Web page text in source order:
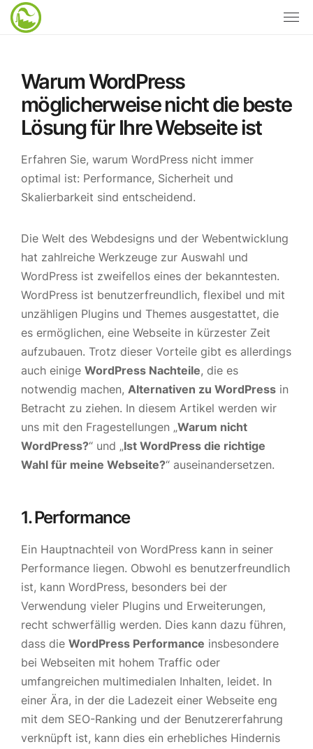
Warum WordPress
möglicherweise nicht die beste
Lösung für Ihre Webseite ist
Erfahren Sie, warum WordPress nicht immer
optimal ist: Performance, Sicherheit und
Skalierbarkeit sind entscheidend.
Die Welt des Webdesigns und der Webentwicklung
hat zahlreiche Werkzeuge zur Auswahl und
WordPress ist zweifellos eines der bekanntesten.
WordPress ist benutzerfreundlich, flexibel und mit
unzähligen Plugins und Themes ausgestattet, die
es ermöglichen, eine Webseite in kürzester Zeit
aufzubauen. Trotz dieser Vorteile gibt es allerdings
auch einige WordPress Nachteile, die es
notwendig machen, Alternativen zu WordPress in
Betracht zu ziehen. In diesem Artikel werden wir
uns mit den Fragestellungen „Warum nicht
WordPress?“ und „Ist WordPress die richtige
Wahl für meine Webseite?“ auseinandersetzen.
1. Performance
Ein Hauptnachteil von WordPress kann in seiner
Performance liegen. Obwohl es benutzerfreundlich
ist, kann WordPress, besonders bei der
Verwendung vieler Plugins und Erweiterungen,
recht schwerfällig werden. Dies kann dazu führen,
dass die WordPress Performance insbesondere
bei Webseiten mit hohem Traffic oder
umfangreichen multimedialen Inhalten, leidet. In
einer Ära, in der die Ladezeit einer Webseite eng
mit dem SEO-Ranking und der Benutzererfahrung
verknüpft ist, kann dies ein erhebliches Hindernis